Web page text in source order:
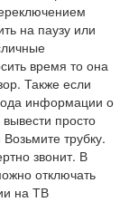
на паузу или
время то она
Также если
информации о
просто
трубку.
звонит. В
отключать
на ТВ